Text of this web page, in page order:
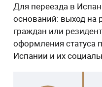
Для переезда в
оснований: выход на
граждан или
оформления статуса
Испании и их